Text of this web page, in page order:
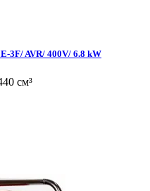
3F/ AVR/ 400V/ 6.8 kW
см³